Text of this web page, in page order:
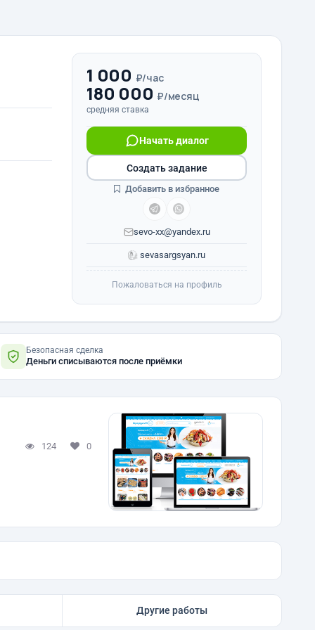
1 000 ₽/час
180 000 ₽/месяц
средняя ставка
Начать диалог
sevo-xx@yandex.ru
sevasargsyan.ru
Создать задание
Добавить в избранное
Пожаловаться на профиль
Безопасная сделка
Деньги списываются после приёмки
124 0
Другие работы